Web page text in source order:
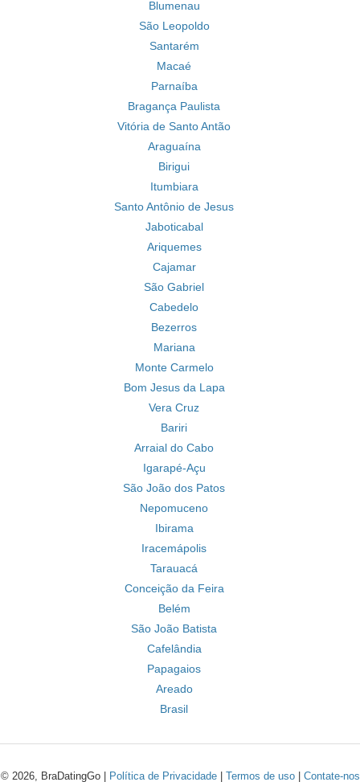
Blumenau
São Leopoldo
Santarém
Macaé
Parnaíba
Bragança Paulista
Vitória de Santo Antão
Araguaína
Birigui
Itumbiara
Santo Antônio de Jesus
Jaboticabal
Ariquemes
Cajamar
São Gabriel
Cabedelo
Bezerros
Mariana
Monte Carmelo
Bom Jesus da Lapa
Vera Cruz
Bariri
Arraial do Cabo
Igarapé-Açu
São João dos Patos
Nepomuceno
Ibirama
Iracemápolis
Tarauacá
Conceição da Feira
Belém
São João Batista
Cafelândia
Papagaios
Areado
Brasil
© 2026, BraDatingGo | Política de Privacidade| Termos de uso| Contate-nos